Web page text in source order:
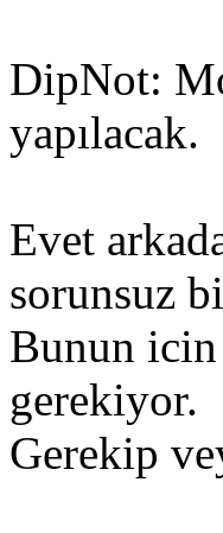
DipNot:
yapılacak.
Evet
sorunsuz
Bunun
gerekiyor.
Gerekip